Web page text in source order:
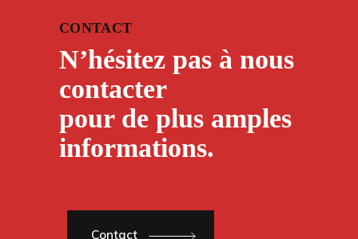
CONTACT
N’hésitez pas à nous
contacter
pour de plus amples
informations.
Contact